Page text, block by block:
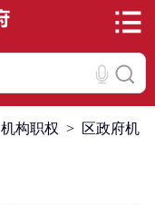
机构职权 > 区政府机